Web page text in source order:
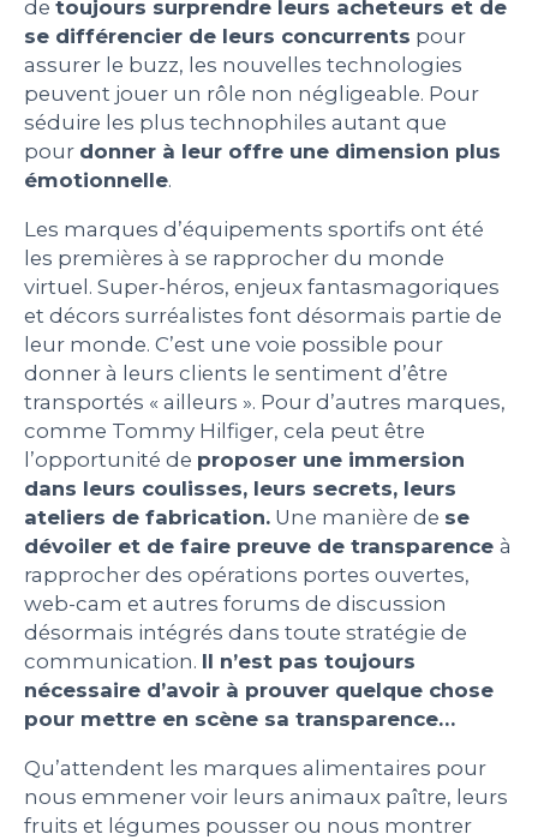
de toujours surprendre leurs acheteurs et de
se différencier de leurs concurrents pour
assurer le buzz, les nouvelles technologies
peuvent jouer un rôle non négligeable. Pour
séduire les plus technophiles autant que
pour donner à leur offre une dimension plus
émotionnelle.
Les marques d’équipements sportifs ont été
les premières à se rapprocher du monde
virtuel. Super-héros, enjeux fantasmagoriques
et décors surréalistes font désormais partie de
leur monde. C’est une voie possible pour
donner à leurs clients le sentiment d’être
transportés « ailleurs ». Pour d’autres marques,
comme Tommy Hilfiger, cela peut être
l’opportunité de proposer une immersion
dans leurs coulisses, leurs secrets, leurs
ateliers de fabrication. Une manière de se
dévoiler et de faire preuve de transparence à
rapprocher des opérations portes ouvertes,
web-cam et autres forums de discussion
désormais intégrés dans toute stratégie de
communication. Il n’est pas toujours
nécessaire d’avoir à prouver quelque chose
pour mettre en scène sa transparence…
Qu’attendent les marques alimentaires pour
nous emmener voir leurs animaux paître, leurs
fruits et légumes pousser ou nous montrer